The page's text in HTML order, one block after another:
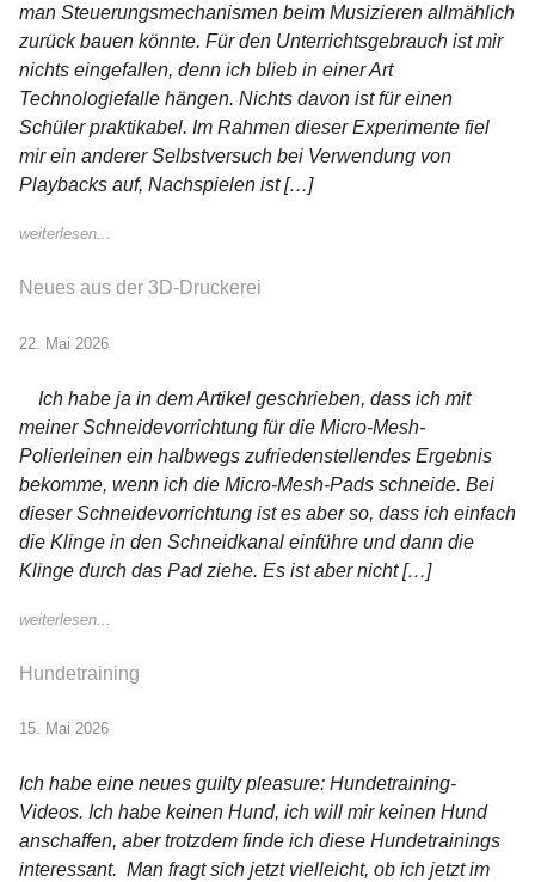
man Steuerungsmechanismen beim Musizieren allmählich
zurück bauen könnte. Für den Unterrichtsgebrauch ist mir
nichts eingefallen, denn ich blieb in einer Art
Technologiefalle hängen. Nichts davon ist für einen
Schüler praktikabel. Im Rahmen dieser Experimente fiel
mir ein anderer Selbstversuch bei Verwendung von
Playbacks auf, Nachspielen ist […]
weiterlesen...
Neues aus der 3D-Druckerei
22. Mai 2026
Ich habe ja in dem Artikel geschrieben, dass ich mit
meiner Schneidevorrichtung für die Micro-Mesh-
Polierleinen ein halbwegs zufriedenstellendes Ergebnis
bekomme, wenn ich die Micro-Mesh-Pads schneide. Bei
dieser Schneidevorrichtung ist es aber so, dass ich einfach
die Klinge in den Schneidkanal einführe und dann die
Klinge durch das Pad ziehe. Es ist aber nicht […]
weiterlesen...
Hundetraining
15. Mai 2026
Ich habe eine neues guilty pleasure: Hundetraining-
Videos. Ich habe keinen Hund, ich will mir keinen Hund
anschaffen, aber trotzdem finde ich diese Hundetrainings
interessant. Man fragt sich jetzt vielleicht, ob ich jetzt im